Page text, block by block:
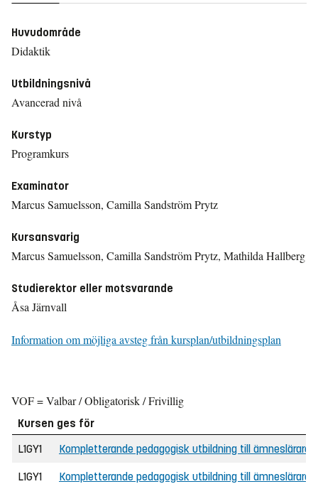
Huvudområde
Didaktik
Utbildningsnivå
Avancerad nivå
Kurstyp
Programkurs
Examinator
Marcus Samuelsson, Camilla Sandström Prytz
Kursansvarig
Marcus Samuelsson, Camilla Sandström Prytz, Mathilda Hallberg
Studierektor eller motsvarande
Åsa Järnvall
Information om möjliga avsteg från kursplan/utbildningsplan
VOF = Valbar / Obligatorisk / Frivillig
Kursen ges för
L1GY1
Kompletterande pedagogisk utbildning till
L1GY1 Kompletterande pedagogisk utbildning till